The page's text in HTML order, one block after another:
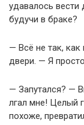
удавалось
будучи в браке?
— Всё не так, как
двери. — Я
— Запутался? —
лгал мне! Целый
похоже,